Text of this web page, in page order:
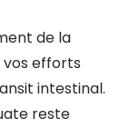
de la
vos efforts
intestinal.
reste